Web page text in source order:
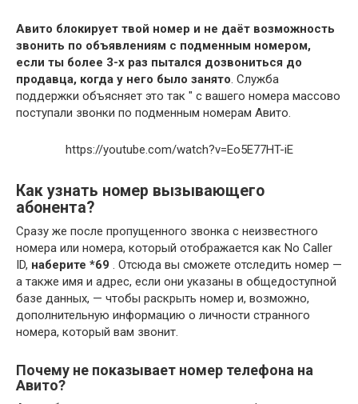
Авито блокирует твой номер и не даёт возможность
звонить по объявлениям с подменным номером,
если ты более 3-х раз пытался дозвониться до
продавца, когда у него было занято. Служба
поддержки объясняет это так " с вашего номера массово
поступали звонки по подменным номерам Авито.
https://youtube.com/watch?v=Eo5E77HT-iE
Как узнать номер вызывающего
абонента?
Сразу же после пропущенного звонка с неизвестного
номера или номера, который отображается как No Caller
ID, наберите *69 . Отсюда вы сможете отследить номер —
а также имя и адрес, если они указаны в общедоступной
базе данных, — чтобы раскрыть номер и, возможно,
дополнительную информацию о личности странного
номера, который вам звонит.
Почему не показывает номер телефона на
Авито?